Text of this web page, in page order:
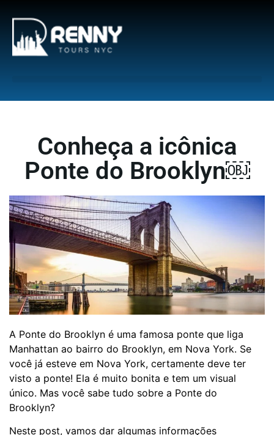
Conheça a icônica
Ponte do Brooklyn￼
A Ponte do Brooklyn é uma famosa ponte que liga
Manhattan ao bairro do Brooklyn, em Nova York. Se
você já esteve em Nova York, certamente deve ter
visto a ponte! Ela é muito bonita e tem um visual
único. Mas você sabe tudo sobre a Ponte do
Brooklyn?
Neste post, vamos dar algumas informações